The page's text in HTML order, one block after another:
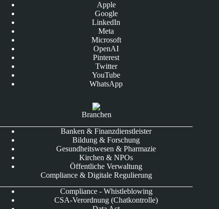
Apple
Google
LinkedIn
Meta
Microsoft
OpenAI
Pinterest
Twitter
YouTube
WhatsApp
Branchen
Banken & Finanzdienstleister
Bildung & Forschung
Gesundheitswesen & Pharmazie
Kirchen & NPOs
Öffentliche Verwaltung
Compliance & Digitale Regulierung
Compliance - Whistleblowing
CSA-Verordnung (Chatkontrolle)